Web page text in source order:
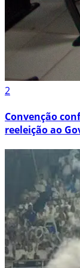
2
Convenção
reeleição ao